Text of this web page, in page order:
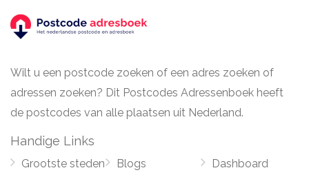
Wilt u een postcode zoeken of een adres zoeken of
adressen zoeken? Dit Postcodes Adressenboek heeft
de postcodes van alle plaatsen uit Nederland.
Handige Links
Grootste steden
Blogs
Dashboard